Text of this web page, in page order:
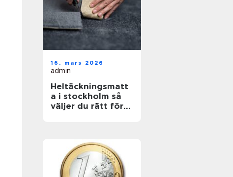
16. mars 2026
admin
Heltäckningsmatt
a i stockholm så
väljer du rätt för